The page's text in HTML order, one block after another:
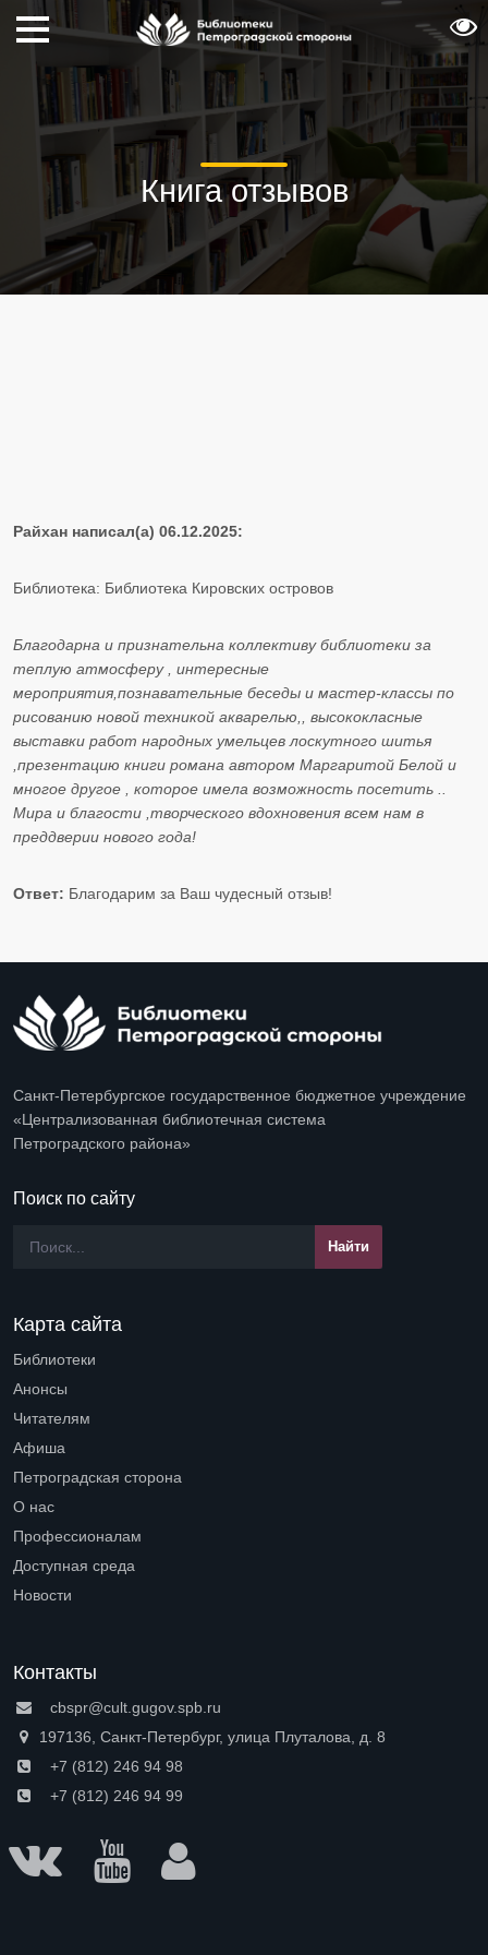
Книга отзывов
Райхан написал(а) 06.12.2025:
Библиотека: Библиотека Кировских островов
Благодарна и признательна коллективу библиотеки за
теплую атмосферу , интересные
мероприятия,познавательные беседы и мастер-классы по
рисованию новой техникой акварелью,, высококласные
выставки работ народных умельцев лоскутного шитья
,презентацию книги романа автором Маргаритой Белой и
многое другое , которое имела возможность посетить ..
Мира и благости ,творческого вдохновения всем нам в
преддверии нового года!
Ответ: Благодарим за Ваш чудесный отзыв!
Санкт-Петербургское государственное бюджетное учреждение
«Централизованная библиотечная система
Петроградского района»
Поиск по сайту
Карта сайта
Библиотеки
Анонсы
Читателям
Афиша
Петроградская сторона
О нас
Профессионалам
Доступная среда
Новости
Контакты
cbspr@cult.gugov.spb.ru
197136, Санкт-Петербург, улица Плуталова, д. 8
+7 (812) 246 94 98
+7 (812) 246 94 99